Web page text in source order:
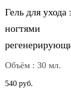
Гель для ухода
ногтями
Объём : 30 мл.
540 руб.